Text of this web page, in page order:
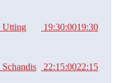
Utting 19:30:0019:30
Schandis 22:15:0022:15